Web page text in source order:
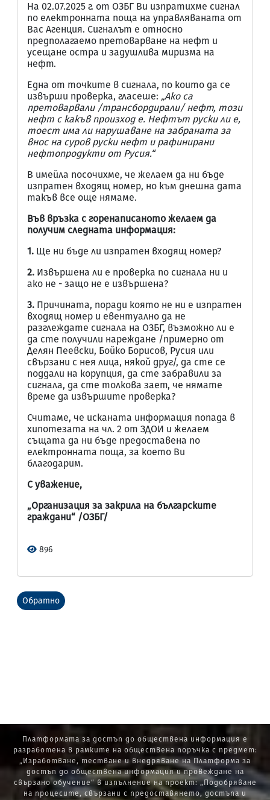
На 02.07.2025 г. от ОЗБГ Ви изпратихме сигнал
по електронната поща на управляваната от
Вас Агенция. Сигналът е относно
предполагаемо претоварване на нефт и
усещане остра и задушлива миризма на
нефт.
Една от точките в сигнала, по които да се
извърши проверка, гласеше: „Ако са
претоварвали /трансбордирали/ нефт, този
нефт с какъв произход е. Нефтът руски ли е,
тоест има ли нарушаване на забраната за
внос на суров руски нефт и рафинирани
нефтопродукти от Русия.“
В имейла посочихме, че желаем да ни бъде
изпратен входящ номер, но към днешна дата
такъв все още нямаме.
Във връзка с горенаписаното желаем да
получим следната информация:
1. Ще ни бъде ли изпратен входящ номер?
2. Извършена ли е проверка по сигнала ни и
ако не - защо не е извършена?
3. Причината, поради която не ни е изпратен
входящ номер и евентуално да не
разглеждате сигнала на ОЗБГ, възможно ли е
да сте получили нареждане /примерно от
Делян Пеевски, Бойко Борисов, Русия или
свързани с нея лица, някой друг/, да сте се
поддали на корупция, да сте забравили за
сигнала, да сте толкова зает, че нямате
време да извършите проверка?
Считаме, че исканата информация попада в
хипотезата на чл. 2 от ЗДОИ и желаем
същата да ни бъде предоставена по
електронната поща, за което Ви
благодарим.
С уважение,
„Организация за закрила на българските
граждани“ /ОЗБГ/
896
Обратно
Платформата за достъп до обществена информация е
разработена в рамките на обществена поръчка с предмет:
„Изработване, тестване и внедряване на Платформа за
достъп до обществена информация и провеждане на
свързано обучение“ в изпълнение на проект: „Подобряване
на процесите, свързани с предоставянето, достъпа и